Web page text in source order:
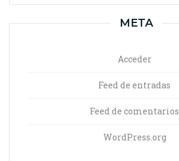
META
Acceder
Feed de entradas
Feed de comentarios
WordPress.org